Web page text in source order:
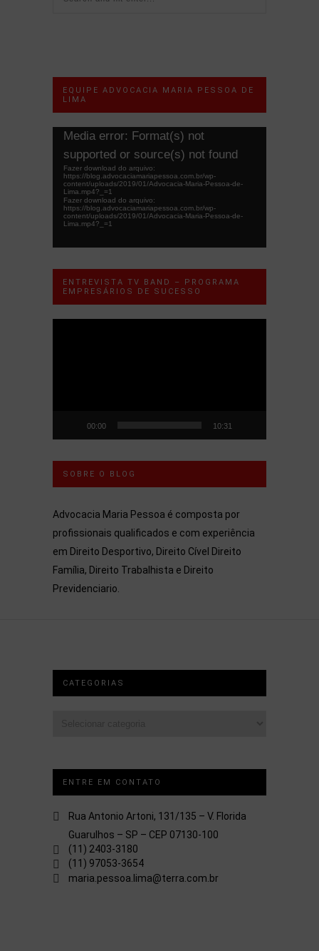
EQUIPE ADVOCACIA MARIA PESSOA DE
LIMA
Tocador
vídeo
Media error: Format(s) not
supported or source(s) not found
Fazer download do arquivo:
https://blog.advocaciamariapessoa.com.br/wp-
content/uploads/2019/01/Advocacia-Maria-Pessoa-de-
Lima.mp4?_=1
Fazer download do arquivo:
https://blog.advocaciamariapessoa.com.br/wp-
content/uploads/2019/01/Advocacia-Maria-Pessoa-de-
Lima.mp4?_=1
ENTREVISTA TV BAND – PROGRAMA
EMPRESÁRIOS DE SUCESSO
00:00 10:31
SOBRE O BLOG
Advocacia Maria Pessoa é composta por
profissionais qualificados e com experiência
em Direito Desportivo, Direito Cível Direito
Família, Direito Trabalhista e Direito
Previdenciario.
CATEGORIAS
ENTRE EM CONTATO
Rua Antonio Artoni, 131/135 – V. Florida
Guarulhos – SP – CEP 07130-100
(11) 2403-3180
(11) 97053-3654
maria.pessoa.lima@terra.com.br